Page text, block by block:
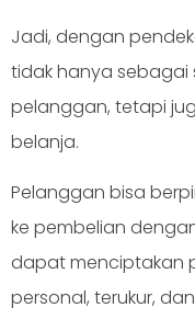
Jadi, dengan
tidak hanya sebagai
pelanggan, tetapi
belanja.
Pelanggan bisa
ke pembelian
dapat menciptakan
personal, terukur,